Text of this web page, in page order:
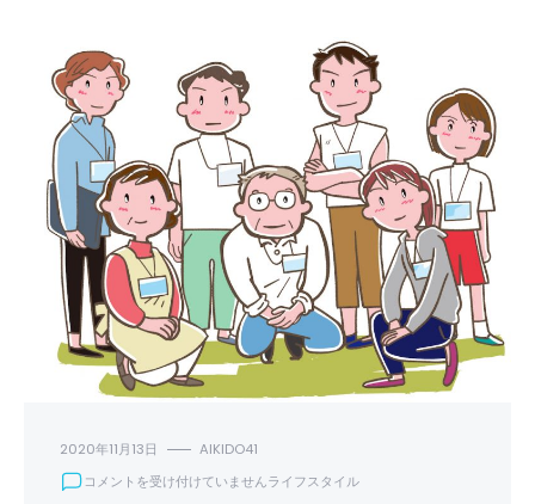
に
つ
い
て
後
藤
氏
が
語
る
は
2020年11月13日
AIKIDO41
国
コメントを受け付けていませんライフスタイル